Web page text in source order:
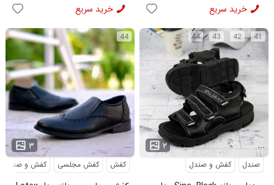
خرید سریع خرید سریع
44
۳ ...
کفش کفش مجلسی کفش و صندل
41
42
43
44
۲ ...
صندل کفش و صندل